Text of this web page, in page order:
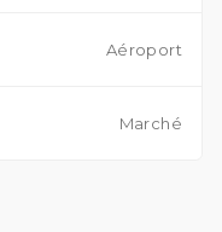
Aéroport
Marché